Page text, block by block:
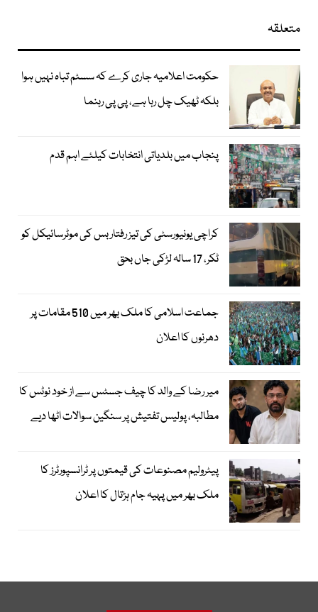
متعلقہ
حکومت اعلامیہ جاری کرے کہ سسٹم تباہ نہیں ہوا
بلکہ ٹھیک چل رہا ہے، پی پی رہنما
پنجاب میں بلدیاتی انتخابات کیلئے اہم قدم
کراچی یونیورسٹی کی تیز رفتار بس کی موٹرسائیکل کو
ٹکر، 17 سالہ لڑکی جاں بحق
جماعت اسلامی کا ملک بھر میں 510 مقامات پر
دھرنوں کا اعلان
میر رضا کے والد کا چیف جسٹس سے از خود نوٹس کا
مطالبہ، پولیس تفتیش پر سنگین سوالات اٹھا دیے
پیٹرولیم مصنوعات کی قیمتوں پر ٹرانسپورٹرز کا
ملک بھر میں پہیہ جام ہڑتال کا اعلان